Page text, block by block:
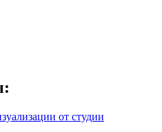
от студии